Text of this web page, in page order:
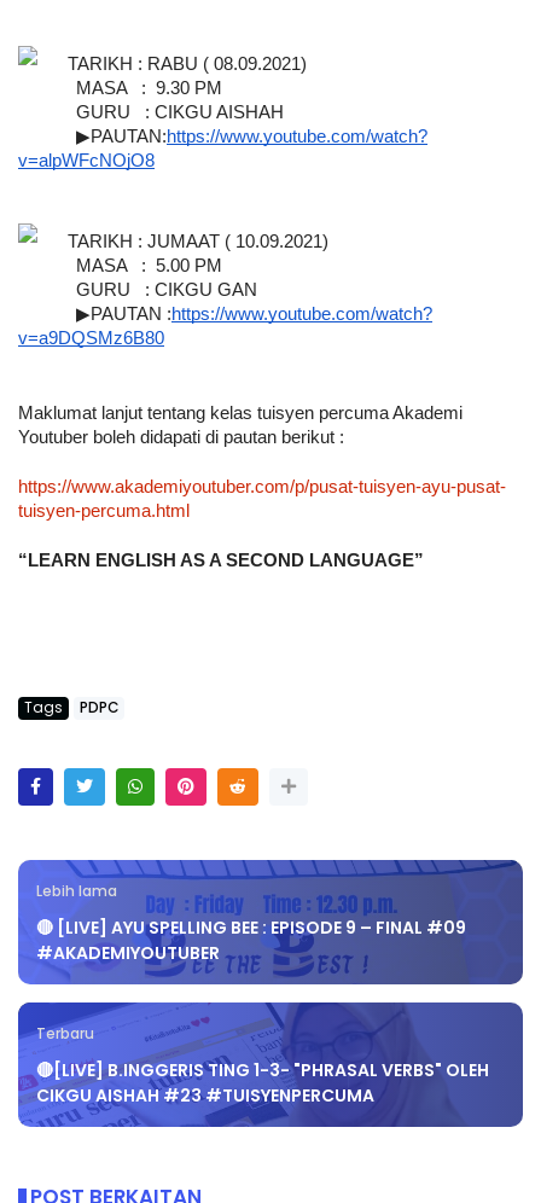
TARIKH : RABU ( 08.09.2021)
MASA   :  9.30 PM
GURU   : CIKGU AISHAH
▶PAUTAN:https://www.youtube.com/watch?
v=alpWFcNOjO8
TARIKH : JUMAAT ( 10.09.2021)
MASA   :  5.00 PM
GURU   : CIKGU GAN
▶PAUTAN :https://www.youtube.com/watch?
v=a9DQSMz6B80
Maklumat lanjut tentang kelas tuisyen percuma Akademi
Youtuber boleh didapati di pautan berikut :
https://www.akademiyoutuber.com/p/pusat-tuisyen-ayu-pusat-
tuisyen-percuma.html
“LEARN ENGLISH AS A SECOND LANGUAGE”
Tags PDPC
Lebih lama
🔴 [LIVE] AYU SPELLING BEE : EPISODE 9 – FINAL #09
#AKADEMIYOUTUBER
Terbaru
🔴[LIVE] B.INGGERIS TING 1-3- "PHRASAL VERBS" OLEH
CIKGU AISHAH #23 #TUISYENPERCUMA
POST BERKAITAN